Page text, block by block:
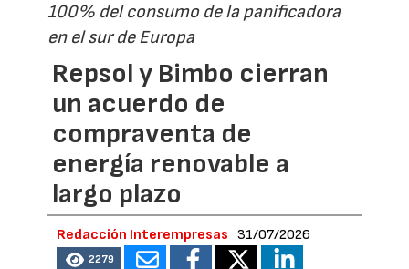
100% del consumo de la panificadora
en el sur de Europa
Repsol y Bimbo cierran
un acuerdo de
compraventa de
energía renovable a
largo plazo
Redacción Interempresas 31/07/2026
2279